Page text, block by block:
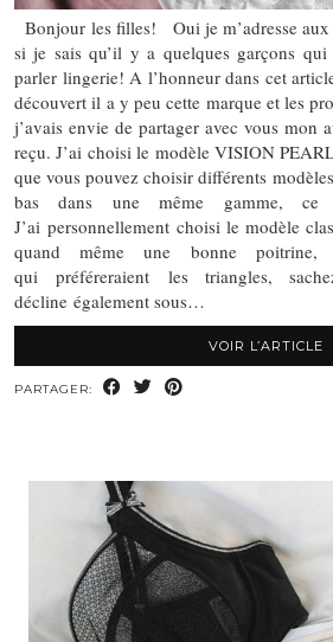
Bonjour les filles! Oui je m’adresse
si je sais qu’il y a quelques garçons
parler lingerie! A l’honneur dans cet
découvert il a y peu cette marque et les
j’avais envie de partager avec vous mon
reçu. J’ai choisi le modèle VISION
que vous pouvez choisir différents
bas dans une même gamme,
J’ai personnellement choisi le modèle
quand même une bonne
qui préféreraient les triangles,
décline également sous…
VOIR L’ARTICLE
PARTAGER: